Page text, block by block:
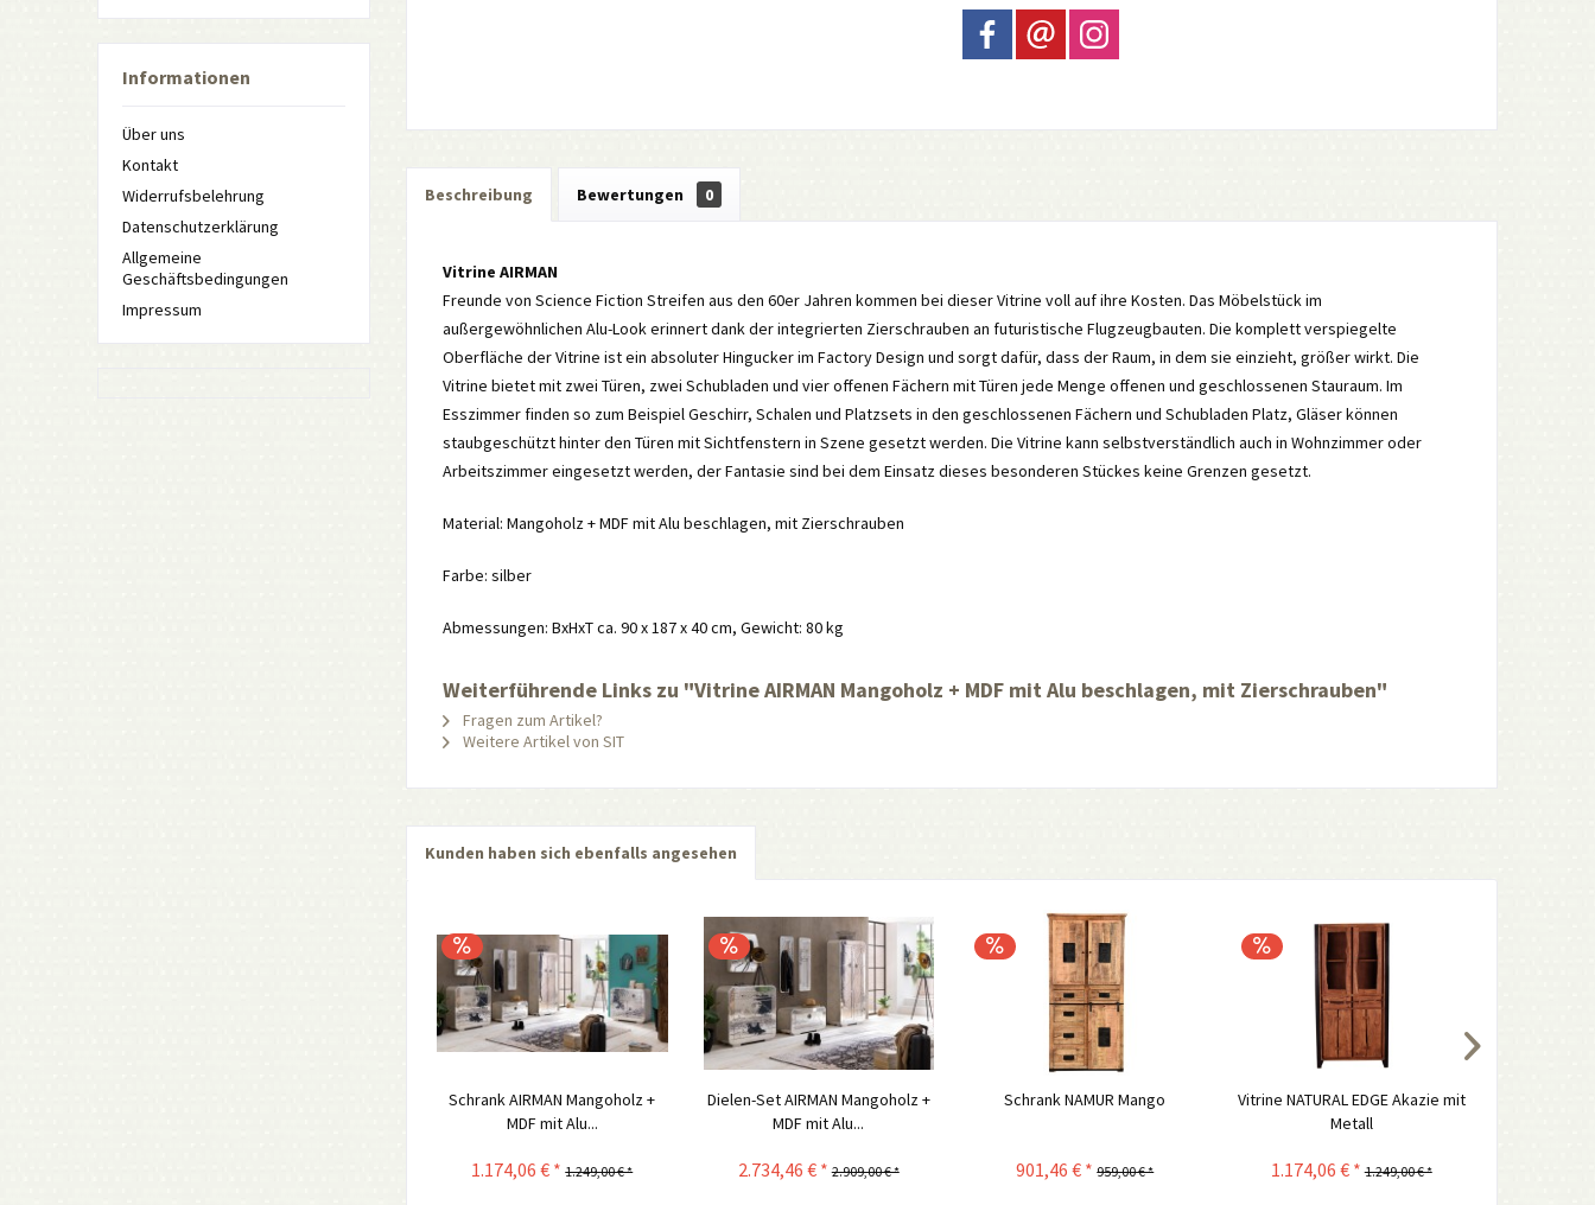
Informationen
Über uns
Kontakt
Widerrufsbelehrung
Datenschutzerklärung
Allgemeine
Geschäftsbedingungen
Impressum
Beschreibung Bewertungen 0
Vitrine AIRMAN
Freunde von Science Fiction Streifen aus den 60er Jahren kommen bei dieser Vitrine voll auf ihre Kosten. Das Möbelstück im
außergewöhnlichen Alu-Look erinnert dank der integrierten Zierschrauben an futuristische Flugzeugbauten. Die komplett verspiegelte
Oberfläche der Vitrine ist ein absoluter Hingucker im Factory Design und sorgt dafür, dass der Raum, in dem sie einzieht, größer wirkt. Die
Vitrine bietet mit zwei Türen, zwei Schubladen und vier offenen Fächern mit Türen jede Menge offenen und geschlossenen Stauraum. Im
Esszimmer finden so zum Beispiel Geschirr, Schalen und Platzsets in den geschlossenen Fächern und Schubladen Platz, Gläser können
staubgeschützt hinter den Türen mit Sichtfenstern in Szene gesetzt werden. Die Vitrine kann selbstverständlich auch in Wohnzimmer oder
Arbeitszimmer eingesetzt werden, der Fantasie sind bei dem Einsatz dieses besonderen Stückes keine Grenzen gesetzt.
Material: Mangoholz + MDF mit Alu beschlagen, mit Zierschrauben
Farbe: silber
Abmessungen: BxHxT ca. 90 x 187 x 40 cm, Gewicht: 80 kg
Weiterführende Links zu "Vitrine AIRMAN Mangoholz + MDF mit Alu beschlagen, mit Zierschrauben"
Fragen zum Artikel?
Weitere Artikel von SIT
Kunden haben sich ebenfalls angesehen
Schrank AIRMAN Mangoholz +
MDF mit Alu...
1.174,06 € * 1.249,00 € *
Dielen-Set AIRMAN Mangoholz +
MDF mit Alu...
2.734,46 € * 2.909,00 € *
Schrank NAMUR Mango
901,46 € * 959,00 € *
Vitrine NATURAL EDGE Akazie mit
Metall
1.174,06 € * 1.249,00 € *